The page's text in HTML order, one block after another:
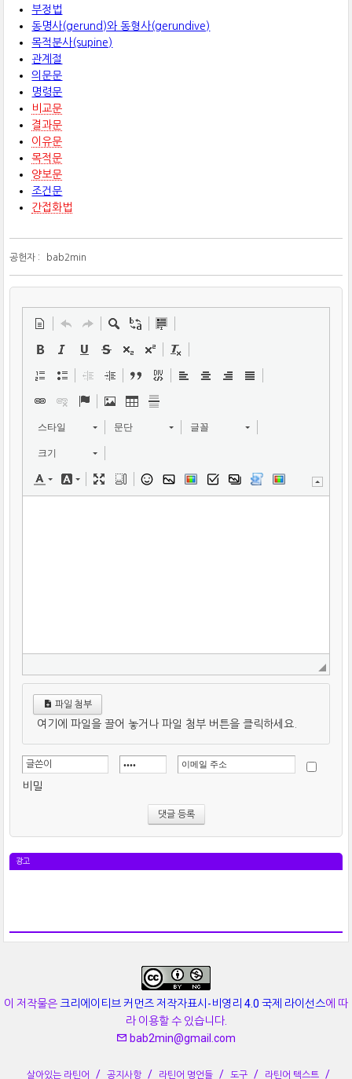
부정법
동명사(gerund)와 동형사(gerundive)
목적분사(supine)
관계절
의문문
명령문
비교문
결과문
이유문
목적문
양보문
조건문
간접화법
공헌자 : bab2min
스타일 문단 글꼴
크기
파일 첨부
여기에 파일을 끌어 놓거나 파일 첨부 버튼을 클릭하세요.
비밀
광고
이 저작물은크리에이티브 커먼즈 저작자표시-비영리 4.0 국제 라이선스에 따
라 이용할 수 있습니다.
bab2min@gmail.com
살아있는 라틴어 공지사항 라틴어 명언들 도구 라틴어 텍스트